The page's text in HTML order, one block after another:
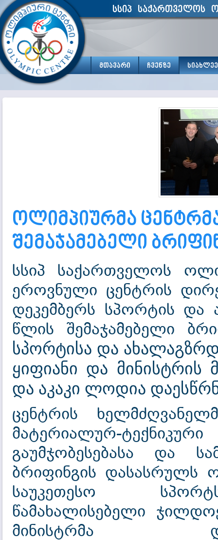
სსიპ საქართველოს
მთავარი ჩვენზე
ოლიმპიურმა
შემაჯამებელი
სსიპ საქართველოს
ეროვნული ცენტრის
დეკემბერს სპორტის და
წლის შემაჯამებელი
სპორტისა და
ყიფიანი და მინისტრის
და აკაკი ლოდია
ცენტრის
მატერიალურ-
გაუმჯობესებასა და
ბრიფინგის დასასრულს
საუკეთესო
წამახალისებელი
მინისტრმა